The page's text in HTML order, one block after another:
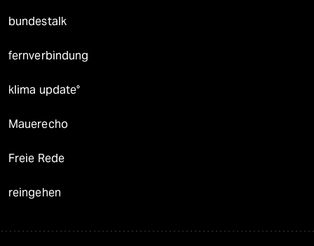
bundestalk
fernverbindung
klima update°
Mauerecho
Freie Rede
reingehen